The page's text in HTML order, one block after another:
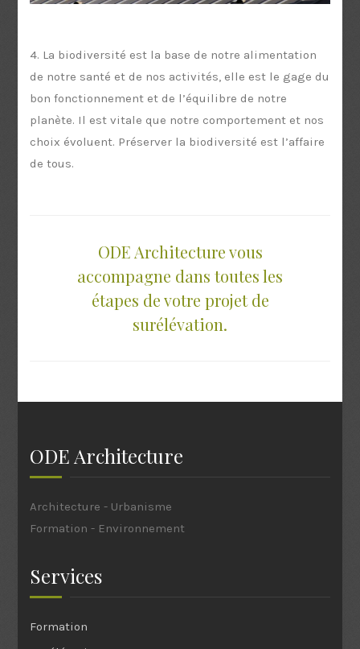
4. La biodiversité est la base de notre alimentation
de notre santé et de nos activités, elle est le gage du
bon fonctionnement et de l’équilibre de notre
planète. Il est vitale que notre comportement et nos
choix évoluent. Préserver la biodiversité est l’affaire
de tous.
ODE Architecture vous
accompagne dans toutes les
étapes de votre projet de
surélévation.
ODE Architecture
Architecture - Urbanisme
Formation - Environnement
Services
Formation